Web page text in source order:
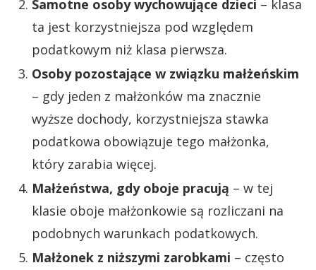
Samotne osoby wychowujące dzieci – klasa
ta jest korzystniejsza pod względem
podatkowym niż klasa pierwsza.
Osoby pozostające w związku małżeńskim
– gdy jeden z małżonków ma znacznie
wyższe dochody, korzystniejsza stawka
podatkowa obowiązuje tego małżonka,
który zarabia więcej.
Małżeństwa, gdy oboje pracują – w tej
klasie oboje małżonkowie są rozliczani na
podobnych warunkach podatkowych.
Małżonek z niższymi zarobkami – często